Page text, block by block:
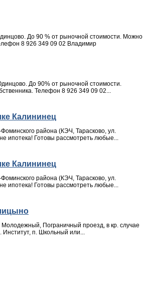
До 90 % от рыночной стоимости. Можно
8 926 349 09 02 Владимир
До 90% от рыночной стоимости.
Телефон 8 926 349 09 02...
Калининец
района (КЭЧ, Тарасково, ул.
ипотека! Готовы рассмотреть любые...
Калининец
района (КЭЧ, Тарасково, ул.
ипотека! Готовы рассмотреть любые...
Молодежный, Пограничный проезд, в кр. случае
п. Школьный или...